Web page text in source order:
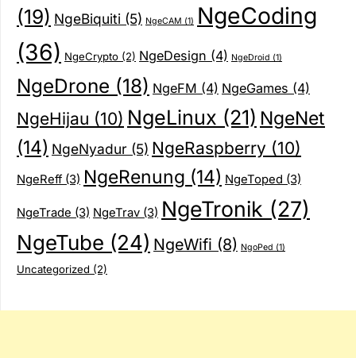
(19) NgeBiquiti (5) NgeCAM (1) NgeCoding
(36) NgeCrypto (2) NgeDesign (4) NgeDroid (1)
NgeDrone (18) NgeFM (4) NgeGames (4)
NgeHijau (10) NgeLinux (21) NgeNet
(14) NgeNyadur (5) NgeRaspberry (10)
NgeReff (3) NgeRenung (14) NgeToped (3)
NgeTrade (3) NgeTrav (3) NgeTronik (27)
NgeTube (24) NgeWifi (8) NgoPed (1)
Uncategorized (2)